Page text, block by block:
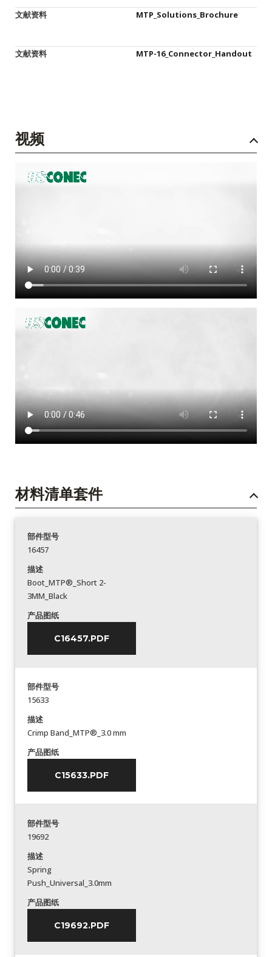
文献资料 MTP_Solutions_Brochure
文献资料 MTP-16_Connector_Handout
视频
材料清单套件
部件型号
16457
描述
Boot_MTP®_Short 2-
3MM_Black
产品图纸
C16457.PDF
部件型号
15633
描述
Crimp Band_MTP®_3.0 mm
产品图纸
C15633.PDF
部件型号
19692
描述
Spring
Push_Universal_3.0mm
产品图纸
C19692.PDF